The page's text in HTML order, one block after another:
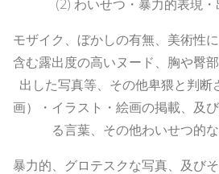
(2) わいせつ・暴力的表現
モザイク、ぼかしの有無、美術性
含む露出度の高いヌード、胸や臀
出した写真等、その他卑猥と判断
画）・イラスト・絵画の掲載、及
る言葉、その他わいせつ的
暴力的、グロテスクな写真、及び